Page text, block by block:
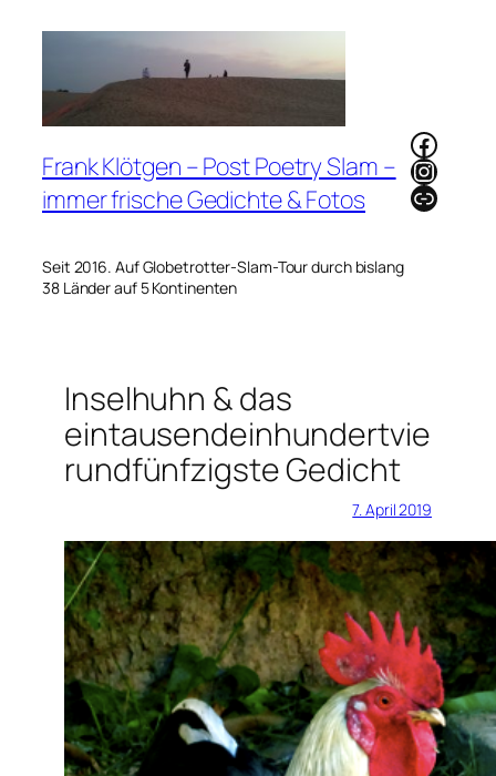
Frank Klötgen – Post Poetry Slam –
immer frische Gedichte & Fotos
Seit 2016. Auf Globetrotter-Slam-Tour durch bislang
38 Länder auf 5 Kontinenten
Link
Inselhuhn & das
eintausendeinhundertvie
rundfünfzigste Gedicht
7. April 2019